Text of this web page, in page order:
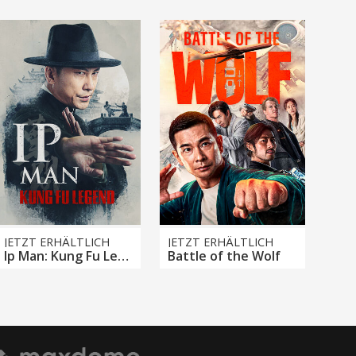
JETZT ERHÄLTLICH
Ip Man: Kung Fu Legend
JETZT ERHÄLTLICH
Battle of the Wolf